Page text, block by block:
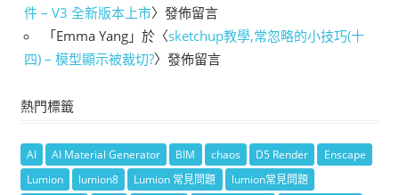
件 – V3 全新版本上市〉發佈留言
「Emma Yang 」於〈sketchup教學,常忽略的小技巧(十
四) – 模型顯示被裁切?〉發佈留言
熱門標籤
AI AI Material Generator BIM chaos D5 Render
Enscape
Lumion
lumion8 Lumion 常見問題
lumion常見問題